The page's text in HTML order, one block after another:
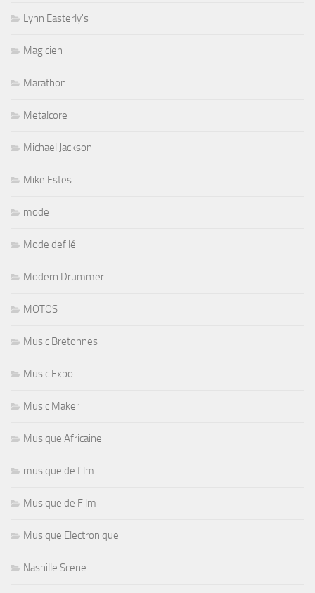
Lynn Easterly's
Magicien
Marathon
Metalcore
Michael Jackson
Mike Estes
mode
Mode defilé
Modern Drummer
MOTOS
Music Bretonnes
Music Expo
Music Maker
Musique Africaine
musique de film
Musique de Film
Musique Electronique
Nashille Scene